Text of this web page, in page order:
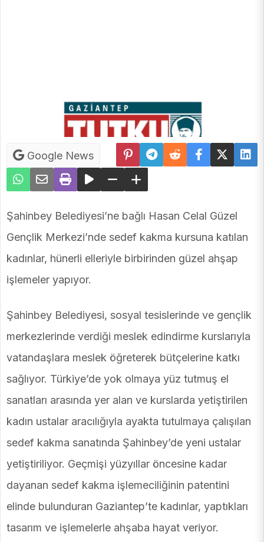
Google News
Şahinbey Belediyesi’ne bağlı Hasan Celal Güzel
Gençlik Merkezi’nde sedef kakma kursuna katılan
kadınlar, hünerli elleriyle birbirinden güzel ahşap
işlemeler yapıyor.
Şahinbey Belediyesi, sosyal tesislerinde ve gençlik
merkezlerinde verdiği meslek edindirme kurslarıyla
vatandaşlara meslek öğreterek bütçelerine katkı
sağlıyor. Türkiye’de yok olmaya yüz tutmuş el
sanatları arasında yer alan ve kurslarda yetiştirilen
kadın ustalar aracılığıyla ayakta tutulmaya çalışılan
sedef kakma sanatında Şahinbey’de yeni ustalar
yetiştiriliyor. Geçmişi yüzyıllar öncesine kadar
dayanan sedef kakma işlemeciliğinin patentini
elinde bulunduran Gaziantep’te kadınlar, yaptıkları
tasarım ve işlemelerle ahşaba hayat veriyor.